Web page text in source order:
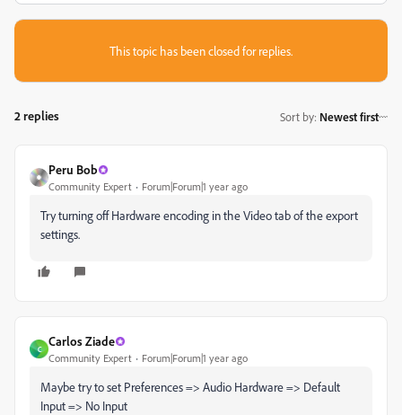
This topic has been closed for replies.
2 replies Sort by: Newest first
Peru Bob
Community Expert Forum|Forum|1 year ago
Try turning off Hardware encoding in the Video tab of the export
settings.
C
Carlos Ziade
Community Expert Forum|Forum|1 year ago
Maybe try to set Preferences => Audio Hardware => Default
Input => No Input